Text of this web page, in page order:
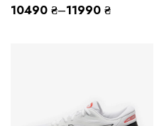
10490 ₴–11990 ₴